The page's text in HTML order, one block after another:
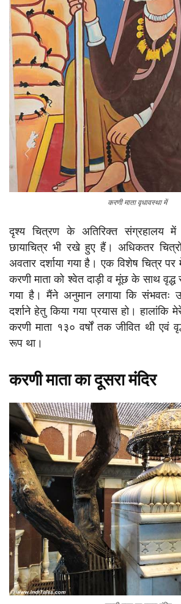
करणी माता वृधावस्था में
दृश्य चित्रण के अतिरिक्त संग्रहालय
छायाचित्र भी रखे हुए हैं। अधिकतर
अवतार दर्शाया गया है। एक विशेष चित्र पर
करणी माता को श्वेत दाड़ी व मूंछ के साथ
गया है। मैंने अनुमान लगाया कि संभवतः
दर्शाने हेतु किया गया प्रयास हो। हालांकि
करणी माता १३० वर्षों तक जीवित थी एवं
रूप था।
करणी माता का दूसरा मंदिर